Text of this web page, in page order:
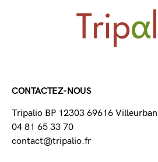
CONTACTEZ-NOUS
Tripalio BP 12303 69616
04 81 65 33 70
contact@tripalio.fr